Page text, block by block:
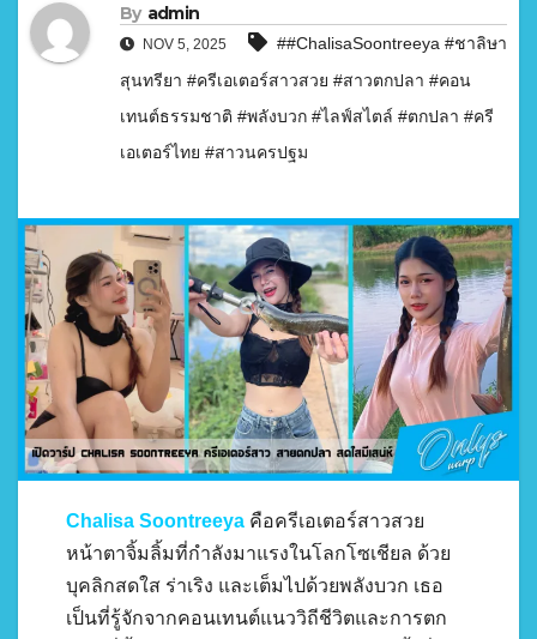
By admin
NOV 5, 2025
##ChalisaSoontreeya #ชาลิษา
สุนทรียา #ครีเอเตอร์สาวสวย #สาวตกปลา #คอน
เทนต์ธรรมชาติ #พลังบวก #ไลฟ์สไตล์ #ตกปลา #ครี
เอเตอร์ไทย #สาวนครปฐม
Chalisa Soontreeya คือครีเอเตอร์สาวสวย
หน้าตาจิ้มลิ้มที่กำลังมาแรงในโลกโซเชียล ด้วย
บุคลิกสดใส ร่าเริง และเต็มไปด้วยพลังบวก เธอ
เป็นที่รู้จักจากคอนเทนต์แนววิถีชีวิตและการตก